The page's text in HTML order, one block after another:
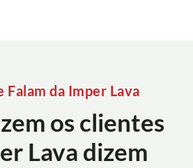
Falam da Imper Lava
os clientes
Lava dizem